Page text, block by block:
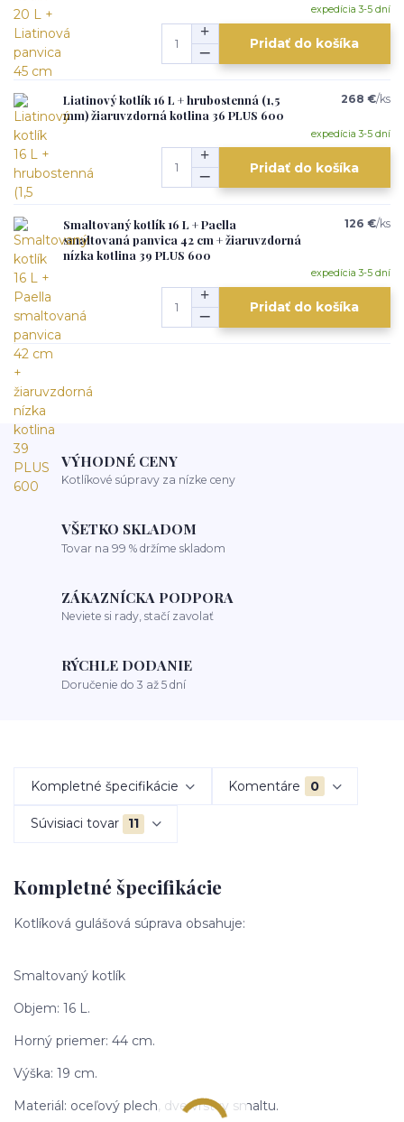
expedícia 3-5 dní
Pridať do košíka
Liatinový kotlík 16 L + hrubostenná (1,5
mm) žiaruvzdorná kotlina 36 PLUS 600
268 €/ks
expedícia 3-5 dní
Pridať do košíka
Smaltovaný kotlík 16 L + Paella
smaltovaná panvica 42 cm + žiaruvzdorná
nízka kotlina 39 PLUS 600
126 €/ks
expedícia 3-5 dní
Pridať do košíka
VÝHODNÉ CENY
Kotlíkové súpravy za nízke ceny
VŠETKO SKLADOM
Tovar na 99 % držíme skladom
ZÁKAZNÍCKA PODPORA
Neviete si rady, stačí zavolať
RÝCHLE DODANIE
Doručenie do 3 až 5 dní
Kompletné špecifikácie Komentáre 0
Súvisiaci tovar 11
Kompletné špecifikácie
Kotlíková gulášová súprava obsahuje:
Smaltovaný kotlík
Objem: 16 L.
Horný priemer: 44 cm.
Výška: 19 cm.
Materiál: oceľový plech, dve vrstvy smaltu.